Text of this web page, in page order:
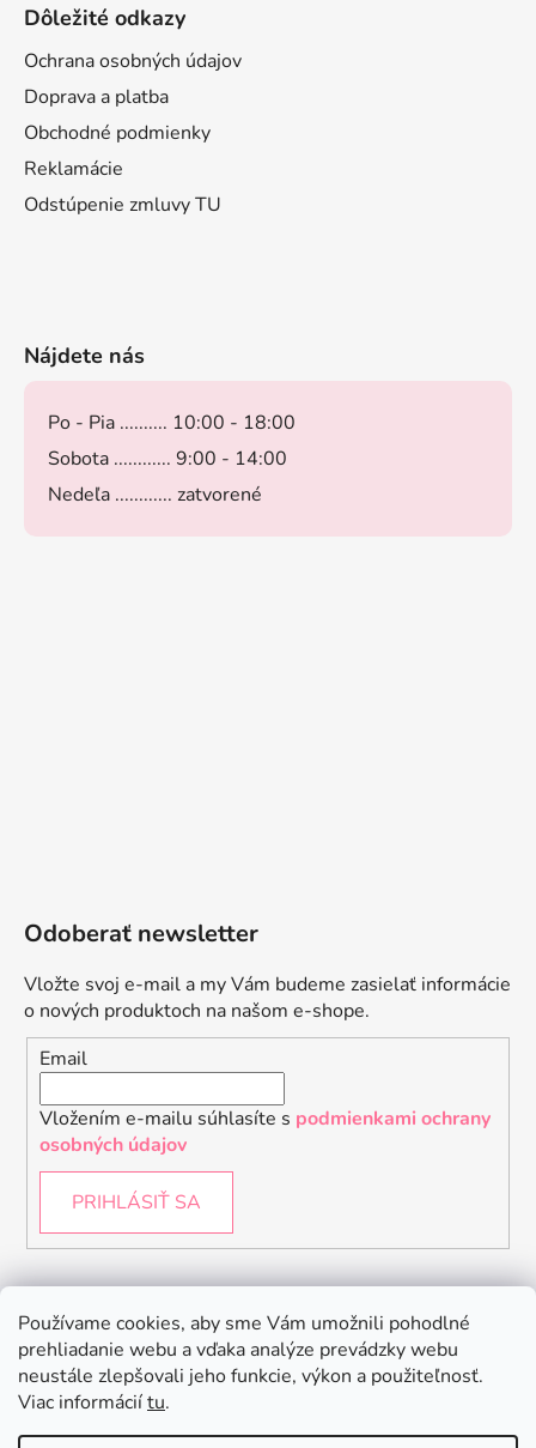
Používame cookies, aby sme Vám umožnili pohodlné
prehliadanie webu a vďaka analýze prevádzky webu
neustále zlepšovali jeho funkcie, výkon a použiteľnosť.
Viac informáciítu.
Dôležité odkazy
Ochrana osobných údajov
Doprava a platba
Obchodné podmienky
Reklamácie
Odstúpenie zmluvy TU
Nájdete nás
Po - Pia .......... 10:00 - 18:00
Sobota ............ 9:00 - 14:00
Nedeľa ............ zatvorené
Odoberať newsletter
Vložte svoj e-mail a my Vám budeme zasielať informácie
o nových produktoch na našom e-shope.
Email
Vložením e-mailu súhlasíte s podmienkami ochrany
osobných údajov
PRIHLÁSIŤ SA
Instagram